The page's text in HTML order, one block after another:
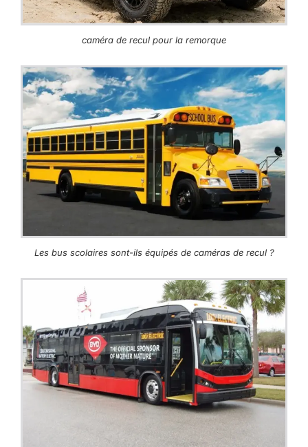
caméra de recul pour la remorque
Les bus scolaires sont-ils équipés de caméras de recul ?